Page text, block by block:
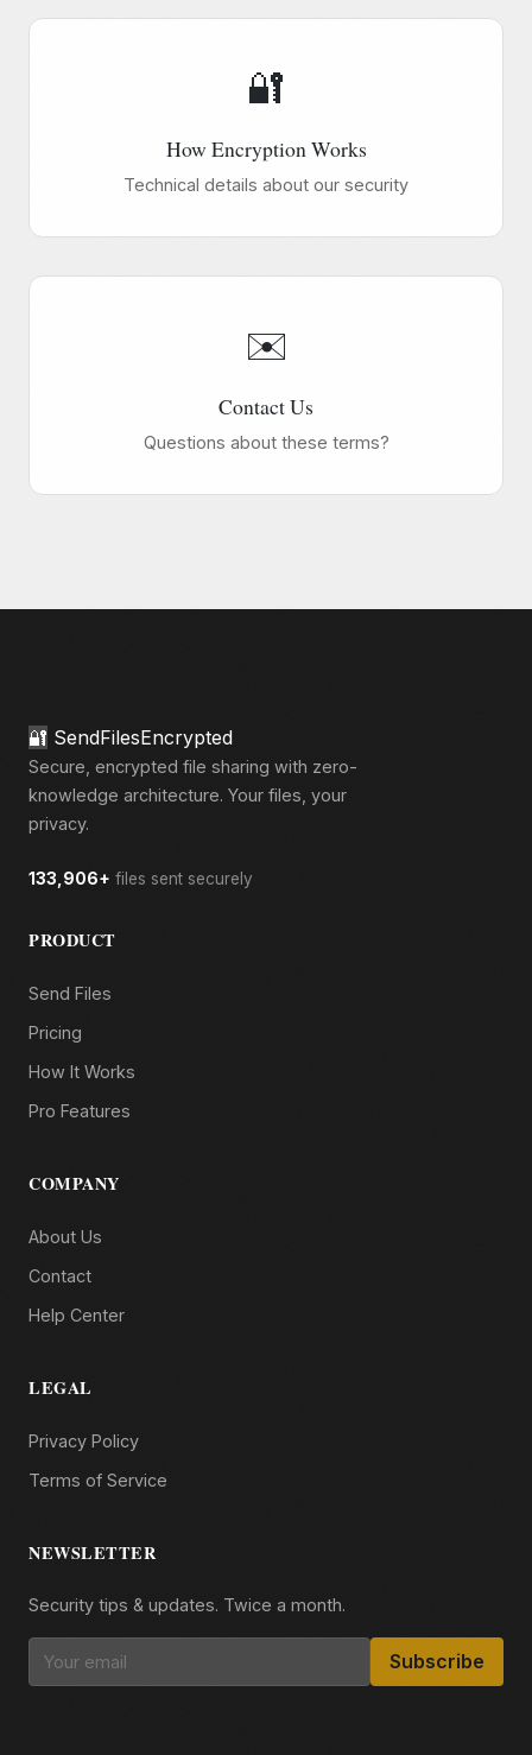
🔐
How Encryption Works
Technical details about our security
✉️
Contact Us
Questions about these terms?
🔐 SendFilesEncrypted
Secure, encrypted file sharing with zero-
knowledge architecture. Your files, your
privacy.
133,906+ files sent securely
PRODUCT
Send Files
Pricing
How It Works
Pro Features
COMPANY
About Us
Contact
Help Center
LEGAL
Privacy Policy
Terms of Service
NEWSLETTER
Security tips & updates. Twice a month.
Subscribe